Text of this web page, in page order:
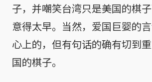
子，并嘲笑台湾只是美国的棋
意得太早。当然，爱国巨婴的
心上的，但有句话的确有切到
国的棋子。